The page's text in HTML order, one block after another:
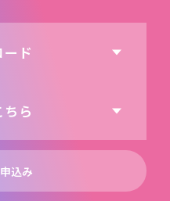
ド
ら
込み